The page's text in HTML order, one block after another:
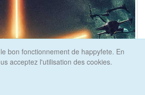
bon fonctionnement de happyfete. En
acceptez l'utilisation des cookies.